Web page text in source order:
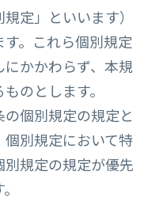
定」といいます）
。これら個別規定
かかわらず、本規
のとします。
個別規定の規定と
別規定において特
規定の規定が優先